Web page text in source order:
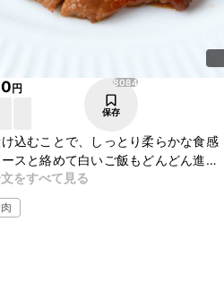
円 8084
保存
込むことで、しっとり柔らかな食感
スと絡めて白いご飯もどんどん進み
りなのでバランスもちゃんととれま
か。
をすべて見る
肉